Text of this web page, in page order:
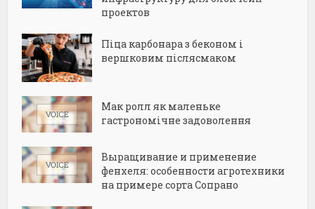
проектов
Піца карбонара з беконом і
вершковим післясмаком
Мак ролл як маленьке
гастрономічне задоволення
Выращивание и применение
фенхеля: особенности агротехники
на примере сорта Сопрано